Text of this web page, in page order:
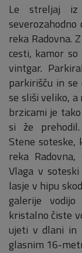
Le streljaj iz
reka Radovna.
cesti, kamor
vintgar.
parkirišču in
se sliši veliko,
brzicami je
si že prehodil.
Stene
reka
Vlaga v
lasje v hipu
galerije
kristalno čiste
ujeti v dlani in
glasnim 16-